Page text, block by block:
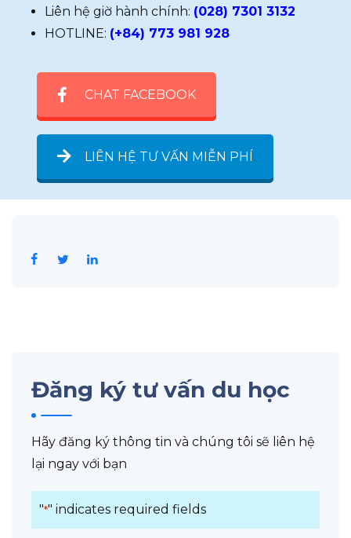
Liên hệ giờ hành chính: (028) 7301 3132
HOTLINE: (+84) 773 981 928
CHAT FACEBOOK
LIÊN HỆ TƯ VẤN MIỄN PHÍ
Đăng ký tư vấn du học
Hãy đăng ký thông tin và chúng tôi sẽ liên hệ
lại ngay với bạn
"*" indicates required fields